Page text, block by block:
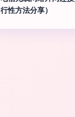
行性方法分享）